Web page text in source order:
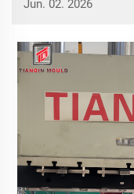
dayanıklı su
olarak, yüksek
Jun. 02. 2026